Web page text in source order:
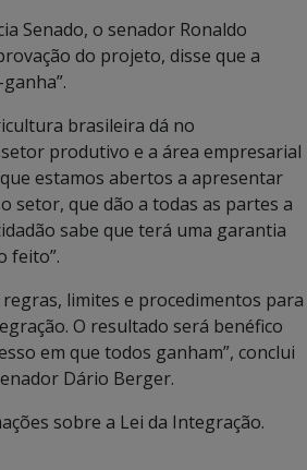
Senado, o senador Ronaldo
do projeto, disse que a
brasileira dá no
produtivo e a área empresarial
estamos abertos a apresentar
setor, que dão a todas as partes a
sabe que terá uma garantia
feito”.
regras, limites e procedimentos para
O resultado será benéfico
em que todos ganham”, conclui
Dário Berger.
sobre a Lei da Integração.